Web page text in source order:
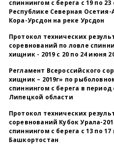
спиннингом с берега с 19 по 23
Республике Северная
Кора-Урсдон на реке Урсдон
Протокол технических
соревнований по ловле
хищник - 2019 с 20 по 24 июня
Регламент Всероссийского
хищник – 2019г» по
спиннингом с берега в период
Липецкой области
Протокол технических
соревнований Кубок Урала-
спиннингом с берега с 13 по
Башкортостан